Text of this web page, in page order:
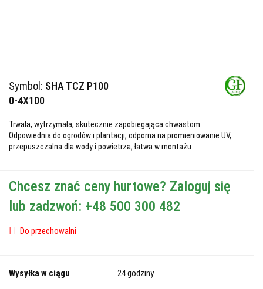
Symbol: SHA TCZ P100
0-4X100
Trwała, wytrzymała, skutecznie zapobiegająca chwastom.
Odpowiednia do ogrodów i plantacji, odporna na promieniowanie UV,
przepuszczalna dla wody i powietrza, łatwa w montażu
Chcesz znać ceny hurtowe? Zaloguj się
lub zadzwoń: +48 500 300 482
Do przechowalni
Wysyłka w ciągu 24 godziny